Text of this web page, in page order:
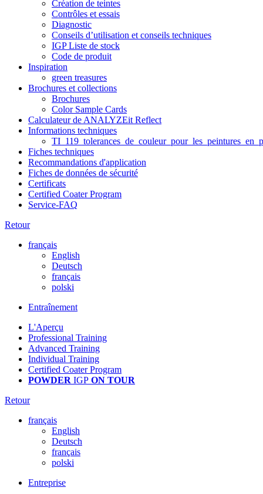
Création de teintes
Contrôles et essais
Diagnostic
Conseils d’utilisation et conseils techniques
IGP Liste de stock
Code de produit
Inspiration
green treasures
Brochures et collections
Brochures
Color Sample Cards
Calculateur de ANALYZEit Reflect
Informations techniques
Fiches techniques
Recommandations d'application
Fiches de données de sécurité
Certificats
Certified Coater Program
Service-FAQ
Retour
français
English
Deutsch
français
polski
Entraînement
L'Aperçu
Professional Training
Advanced Training
Individual Training
Certified Coater Program
POWDER IGP ON TOUR
Retour
français
English
Deutsch
français
polski
Entreprise